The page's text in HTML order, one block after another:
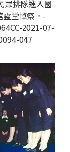
眾排隊進入國
靈堂悼祭。-
2021-07-
047